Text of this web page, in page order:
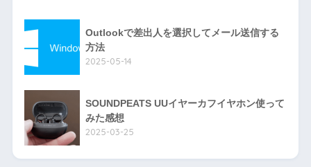
Outlookで差出人を選択してメール送信する
方法
2025-05-14
SOUNDPEATS UUイヤーカフイヤホン使って
みた感想
2025-03-25